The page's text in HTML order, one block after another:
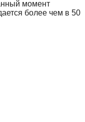
момент
более чем в 50